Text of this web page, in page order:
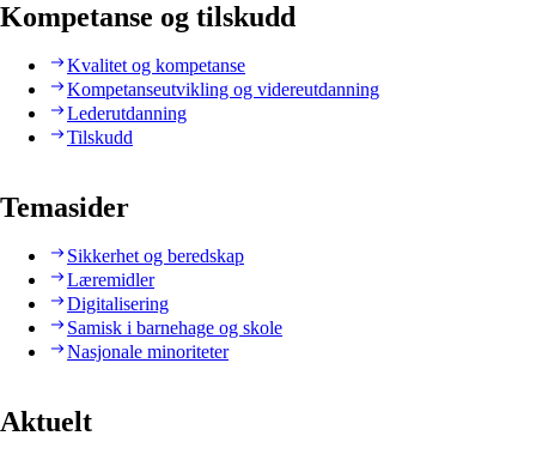
Kompetanse og tilskudd
Kvalitet og kompetanse
Kompetanseutvikling og videreutdanning
Lederutdanning
Tilskudd
Temasider
Sikkerhet og beredskap
Læremidler
Digitalisering
Samisk i barnehage og skole
Nasjonale minoriteter
Aktuelt